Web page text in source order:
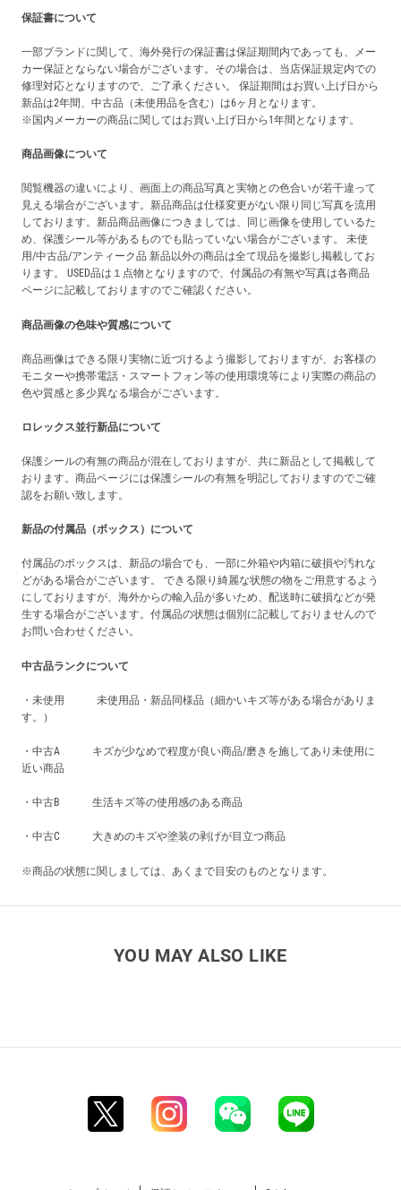
保証書について
一部ブランドに関して、海外発行の保証書は保証期間内であっても、メー
カー保証とならない場合がございます。その場合は、当店保証規定内での
修理対応となりますので、ご了承ください。 保証期間はお買い上げ日から
新品は2年間、中古品（未使用品を含む）は6ヶ月となります。
※国内メーカーの商品に関してはお買い上げ日から1年間となります。
商品画像について
閲覧機器の違いにより、画面上の商品写真と実物との色合いが若干違って
見える場合がございます。新品商品は仕様変更がない限り同じ写真を流用
しております。新品商品画像につきましては、同じ画像を使用しているた
め、保護シール等があるものでも貼っていない場合がございます。 未使
用/中古品/アンティーク品 新品以外の商品は全て現品を撮影し掲載してお
ります。 USED品は１点物となりますので、付属品の有無や写真は各商品
ページに記載しておりますのでご確認ください。
商品画像の色味や質感について
商品画像はできる限り実物に近づけるよう撮影しておりますが、お客様の
モニターや携帯電話・スマートフォン等の使用環境等により実際の商品の
色や質感と多少異なる場合がございます。
ロレックス並行新品について
保護シールの有無の商品が混在しておりますが、共に新品として掲載して
おります。商品ページには保護シールの有無を明記しておりますのでご確
認をお願い致します。
新品の付属品（ボックス）について
付属品のボックスは、新品の場合でも、一部に外箱や内箱に破損や汚れな
どがある場合がございます。 できる限り綺麗な状態の物をご用意するよう
にしておりますが、海外からの輸入品が多いため、配送時に破損などが発
生する場合がございます。付属品の状態は個別に記載しておりませんので
お問い合わせください。
中古品ランクについて
・未使用 未使用品・新品同様品（細かいキズ等がある場合がありま
す。）
・中古A キズが少なめで程度が良い商品/磨きを施してあり未使用に
近い商品
・中古B 生活キズ等の使用感のある商品
・中古C 大きめのキズや塗装の剥げが目立つ商品
※商品の状態に関しましては、あくまで目安のものとなります。
YOU MAY ALSO LIKE